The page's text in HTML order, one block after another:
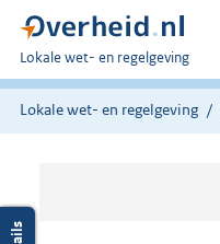
U
bent
hier:
Lokale wet- en regelgeving
Lokale wet- en regelgeving